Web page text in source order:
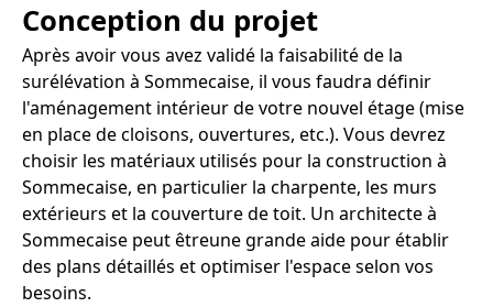
Conception du projet
Après avoir vous avez validé la faisabilité de la
surélévation à Sommecaise, il vous faudra définir
l'aménagement intérieur de votre nouvel étage (mise
en place de cloisons, ouvertures, etc.). Vous devrez
choisir les matériaux utilisés pour la construction à
Sommecaise, en particulier la charpente, les murs
extérieurs et la couverture de toit. Un architecte à
Sommecaise peut êtreune grande aide pour établir
des plans détaillés et optimiser l'espace selon vos
besoins.